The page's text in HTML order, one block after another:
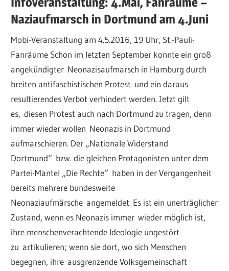
Naziaufmarsch in Dortmund am 4.Juni
Mobi-Veranstaltung am 4.5.2016, 19 Uhr, St.-Pauli-
Fanräume Schon im letzten September konnte ein groß
angekündigter Neonazisaufmarsch in Hamburg durch
breiten antifaschistischen Protest und ein daraus
resultierendes Verbot verhindert werden. Jetzt gilt
es, diesen Protest auch nach Dortmund zu tragen, denn
immer wieder wollen Neonazis in Dortmund
aufmarschieren. Der „Nationale Widerstand
Dortmund“ bzw. die gleichen Protagonisten unter dem
Partei-Mantel „Die Rechte“ haben in der Vergangenheit
bereits mehrere bundesweite
Neonaziaufmärsche angemeldet. Es ist ein unerträglicher
Zustand, wenn es Neonazis immer wieder möglich ist,
ihre menschenverachtende Ideologie ungestört
zu artikulieren; wenn sie dort, wo sich Menschen
begegnen, ihre ausgrenzende Volksgemeinschaft